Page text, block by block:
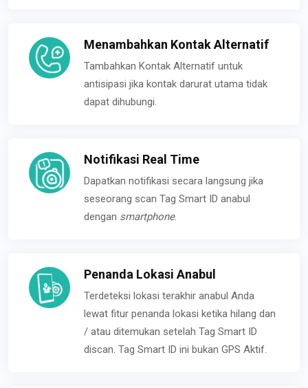
Menambahkan Kontak Alternatif
Tambahkan Kontak Alternatif untuk
antisipasi jika kontak darurat utama tidak
dapat dihubungi.
Notifikasi Real Time
Dapatkan notifikasi secara langsung jika
seseorang scan Tag Smart ID anabul
dengan smartphone.
Penanda Lokasi Anabul
Terdeteksi lokasi terakhir anabul Anda
lewat fitur penanda lokasi ketika hilang dan
/ atau ditemukan setelah Tag Smart ID
discan. Tag Smart ID ini bukan GPS Aktif.